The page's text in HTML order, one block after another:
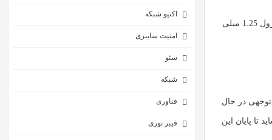
اندازه استاندارد فرول ها شامل قطر 2.5 میلی متری و 1.25 میلی متری است، اگرچه بیشتر پلتفرم کانکتور های جدیدتر با ضریب فریم کوچک تر یعنی فرول 1.25 میلی
توجهی در حال
تخمین زده می شود و شاید تا پایان این
اکتیو شبکه
امنیت سایبری
سئو
شبکه
فناوری
فیبر نوری